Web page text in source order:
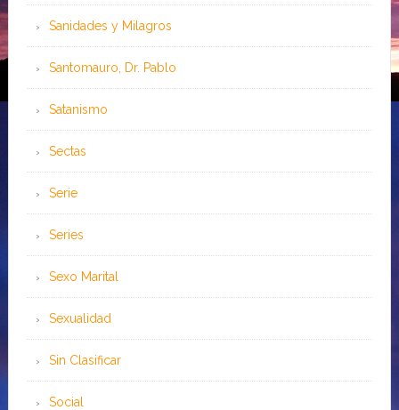
Sanidades y Milagros
Santomauro, Dr. Pablo
Satanismo
Sectas
Serie
Series
Sexo Marital
Sexualidad
Sin Clasificar
Social